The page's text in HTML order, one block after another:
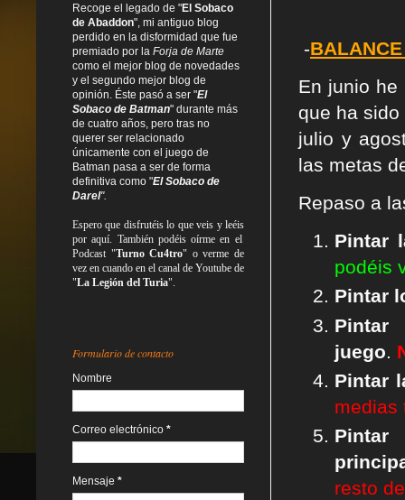
-
En junio he
que ha sido
julio y
las metas
Repaso a
Pintar
podéis
Pintar
juego.
Pintar
medias
resto
Recoge el legado de "El Sobaco
de Abaddon", mi antiguo blog
perdido en la disformidad que fue
premiado por la Forja de Marte
como el mejor blog de novedades
y el segundo mejor blog de
opinión. Éste pasó a ser "El
Sobaco de Batman" durante más
de cuatro años, pero tras no
querer ser relacionado
únicamente con el juego de
Batman pasa a ser de forma
definitiva como "El Sobaco de
Darel".
Espero que disfrutéis lo queveis yleéis
por aquí. También podéis oírme en el
Podcast "Turno Cu4tro" o verme de
vez en cuando en el canal de Youtube de
"La Legión del Turia".
Formulario de contacto
Nombre
Correo electrónico *
Mensaje *